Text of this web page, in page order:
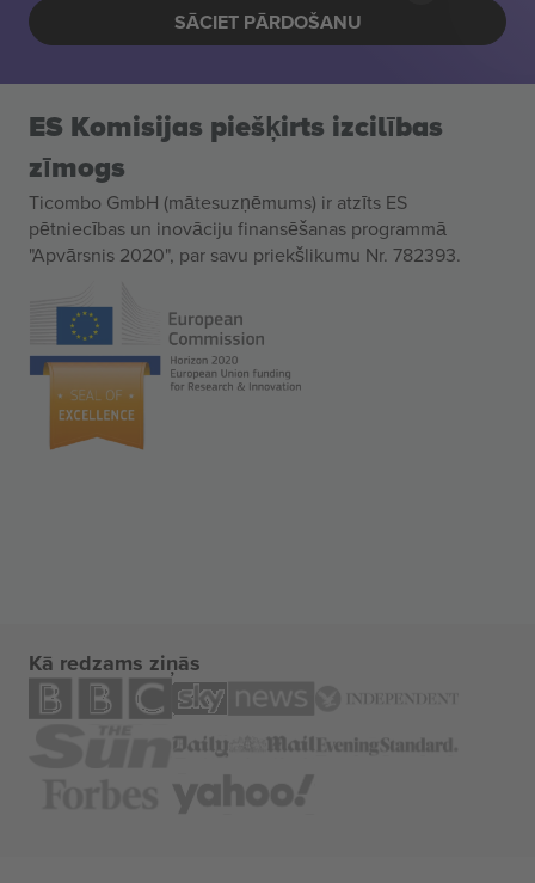
SĀCIET PĀRDOŠANU
ES Komisijas piešķirts izcilības
zīmogs
Ticombo GmbH (mātesuzņēmums) ir atzīts ES
pētniecības un inovāciju finansēšanas programmā
"Apvārsnis 2020", par savu priekšlikumu Nr. 782393.
Kā redzams ziņās